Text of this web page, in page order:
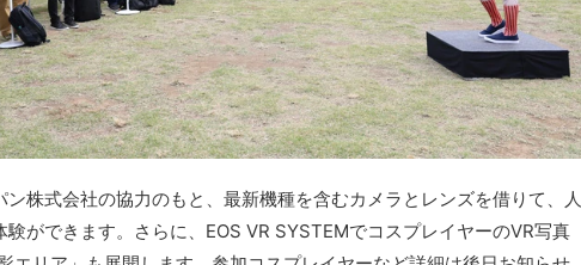
株式会社の協力のもと、最新機種を含むカメラとレンズを借りて、人
ができます。さらに、EOS VR SYSTEMでコスプレイヤーのVR写真